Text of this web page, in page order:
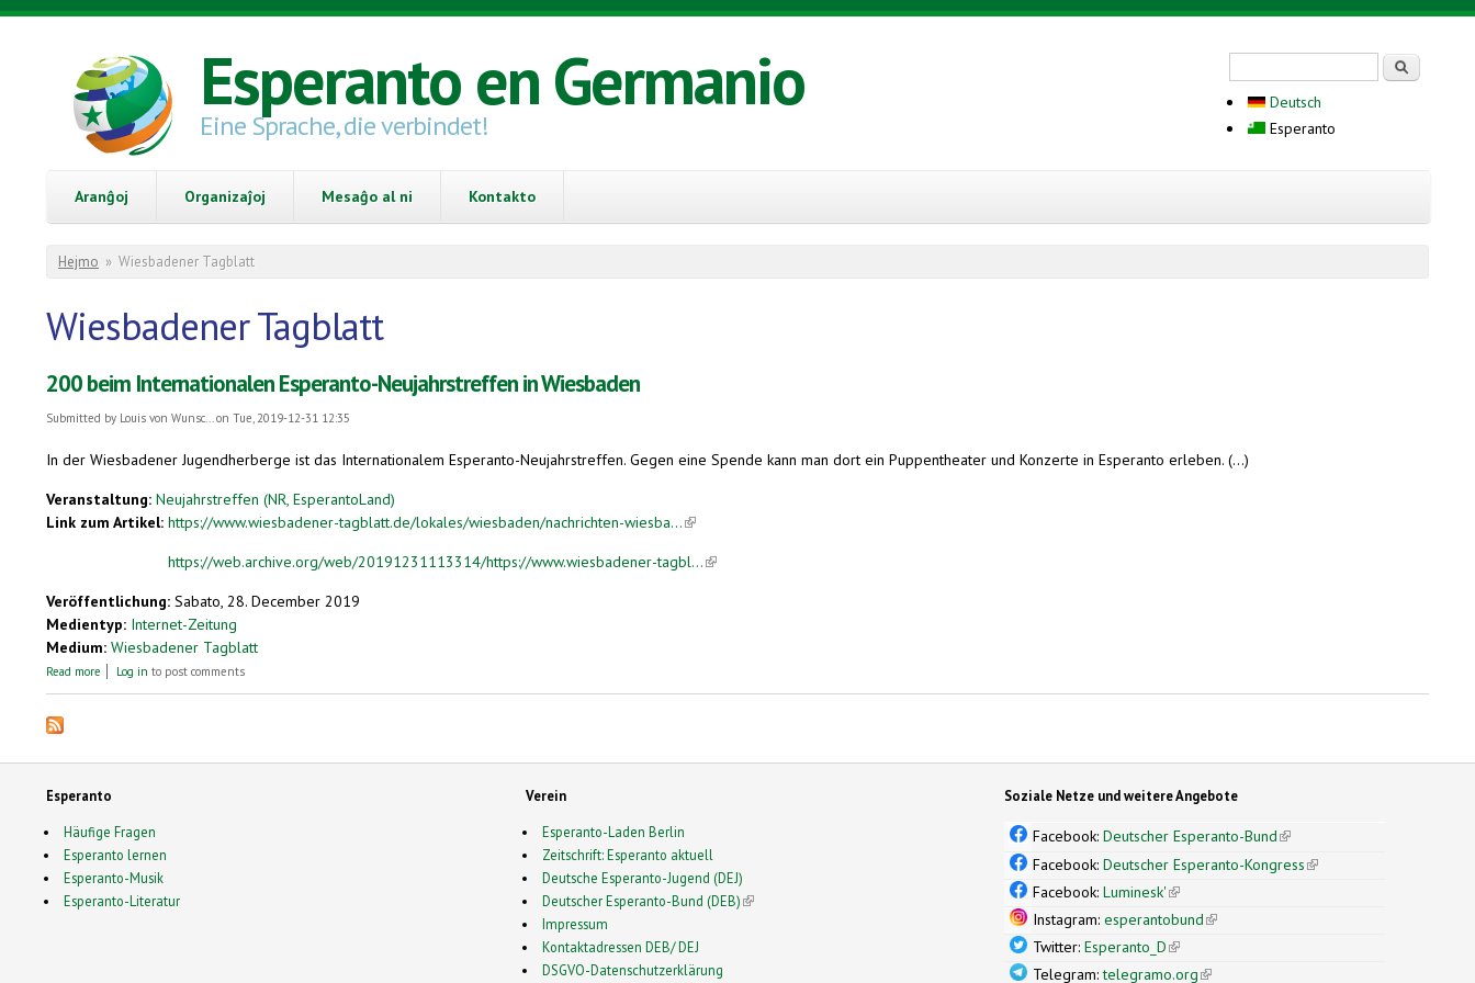
Skip to main content
Esperanto en Germanio
Eine Sprache, die verbindet!
Deutsch
Esperanto
Aranĝoj Organizaĵoj Mesaĝo al ni Kontakto
You are here
Hejmo » Wiesbadener Tagblatt
Wiesbadener Tagblatt
200 beim Internationalen Esperanto-Neujahrstreffen in Wiesbaden
Submitted by Louis von Wunsc...on Tue, 2019-12-31 12:35
In der Wiesbadener Jugendherberge ist das Internationalem Esperanto-Neujahrstreffen. Gegen eine Spende kann man dort ein Puppentheater und Konzerte in Esperanto erleben. (...)
Veranstaltung: Neujahrstreffen (NR, EsperantoLand)
Link zum Artikel: https://www.wiesbadener-tagblatt.de/lokales/wiesbaden/nachrichten-wiesba...(link is external)
https://web.archive.org/web/20191231113314/https://www.wiesbadener-tagbl...(link is external)
Veröffentlichung: Sabato, 28. December 2019
Medientyp: Internet-Zeitung
Medium: Wiesbadener Tagblatt
Read more about 200 beim Internationalen Esperanto-Neujahrstreffen in Wiesbaden
Log in to post comments
Esperanto
Häufige Fragen
Esperanto lernen
Esperanto-Musik
Esperanto-Literatur
Verein
Esperanto-Laden Berlin
Zeitschrift: Esperanto aktuell
Deutsche Esperanto-Jugend (DEJ)
Deutscher Esperanto-Bund (DEB)(link is external)
Impressum
Kontaktadressen DEB/ DEJ
DSGVO-Datenschutzerklärung
Soziale Netze und weitere Angebote
Facebook:Deutscher Esperanto-Bund(link is external)
Facebook:Deutscher Esperanto-Kongress(link is external)
Facebook:Luminesk'(link is external)
Instagram:esperantobund(link is external)
Twitter:Esperanto_D(link is external)
Telegram:telegramo.org(link is external)